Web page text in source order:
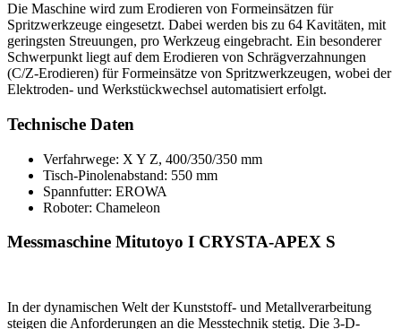
Die Maschine wird zum Erodieren von Formeinsätzen für
Spritzwerkzeuge eingesetzt. Dabei werden bis zu 64 Kavitäten, mit
geringsten Streuungen, pro Werkzeug eingebracht. Ein besonderer
Schwerpunkt liegt auf dem Erodieren von Schrägverzahnungen
(C/Z-Erodieren) für Formeinsätze von Spritzwerkzeugen, wobei der
Elektroden- und Werkstückwechsel automatisiert erfolgt.
Technische Daten
Verfahrwege: X Y Z, 400/350/350 mm
Tisch-Pinolenabstand: 550 mm
Spannfutter: EROWA
Roboter: Chameleon
Messmaschine Mitutoyo I CRYSTA-APEX S
In der dynamischen Welt der Kunststoff- und Metallverarbeitung
steigen die Anforderungen an die Messtechnik stetig. Die 3-D-